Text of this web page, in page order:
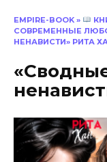
EMPIRE-BOOK »
СОВРЕМЕННЫЕ
НЕНАВИСТИ» РИТА